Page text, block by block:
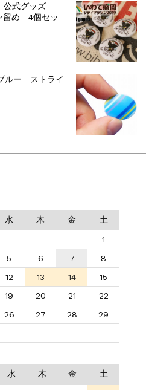
公式グッズ
留め 4個セッ
ルー ストライ
水 木 金 土
1
5 6 7
8
12 13 14
15
19 20 21
22
26 27 28
29
水 木 金 土